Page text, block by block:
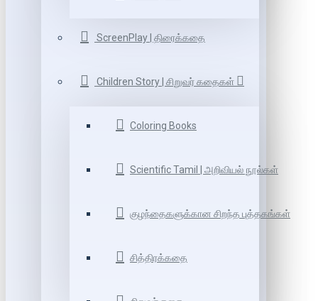
ScreenPlay | திரைக்கதை
Children Story | சிறுவர் கதைகள்
Coloring Books
Scientific Tamil | அறிவியல் நூல்கள்
குழந்தைகளுக்கான சிறந்த புத்தகங்கள்
சித்திரக்கதை